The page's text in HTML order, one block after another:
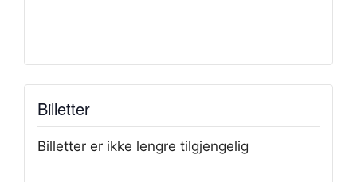
Billetter
Billetter er ikke lengre tilgjengelig